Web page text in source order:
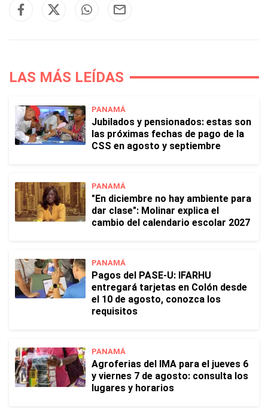
LAS MÁS LEÍDAS
PANAMÁ
Jubilados y pensionados: estas son
las próximas fechas de pago de la
CSS en agosto y septiembre
PANAMÁ
"En diciembre no hay ambiente para
dar clase": Molinar explica el
cambio del calendario escolar 2027
PANAMÁ
Pagos del PASE-U: IFARHU
entregará tarjetas en Colón desde
el 10 de agosto, conozca los
requisitos
PANAMÁ
Agroferias del IMA para el jueves 6
y viernes 7 de agosto: consulta los
lugares y horarios